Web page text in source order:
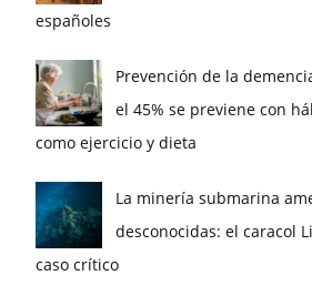
españoles
Prevención de la
el 45% se previene con
como ejercicio y dieta
La minería submarina
desconocidas: el caracol
caso crítico